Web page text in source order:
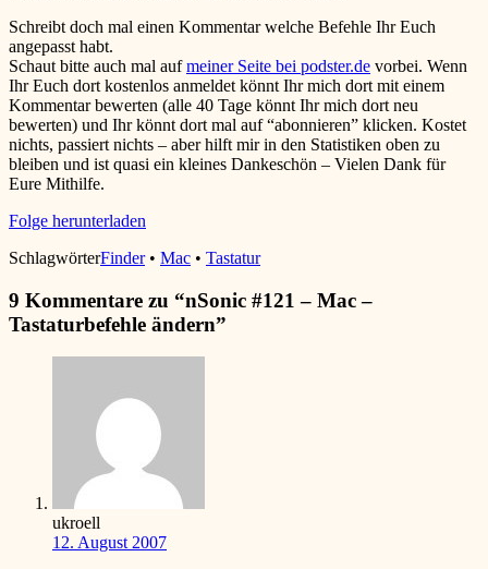
Schreibt doch mal einen Kommentar welche Befehle Ihr Euch
angepasst habt.
Schaut bitte auch mal aufmeiner Seite bei podster.de vorbei. Wenn
Ihr Euch dort kostenlos anmeldet könnt Ihr mich dort mit einem
Kommentar bewerten (alle 40 Tage könnt Ihr mich dort neu
bewerten) und Ihr könnt dort mal auf “abonnieren” klicken. Kostet
nichts, passiert nichts – aber hilft mir in den Statistiken oben zu
bleiben und ist quasi ein kleines Dankeschön – Vielen Dank für
Eure Mithilfe.
Folge herunterladen
SchlagwörterFinder• Mac • Tastatur
9 Kommentare zu “nSonic #121 – Mac –
Tastaturbefehle ändern”
ukroell
12. August 2007